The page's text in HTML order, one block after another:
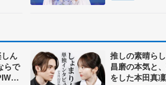
ん
らで
前
推しの素晴ら
昌磨の本気と
をした本田真